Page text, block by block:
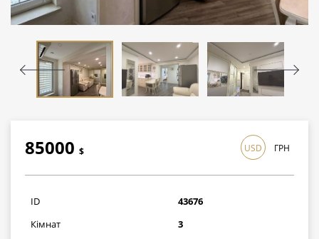
85000 $
2465000грн
USD ГРН
ID
43676
Кімнат
3